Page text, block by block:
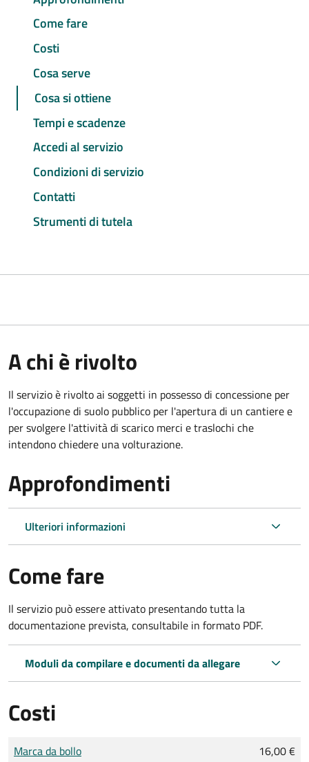
Come fare
Costi
Cosa serve
Cosa si ottiene
Tempi e scadenze
Accedi al servizio
Condizioni di servizio
Contatti
Strumenti di tutela
A chi è rivolto
Il servizio è rivolto ai soggetti in possesso di concessione per
l'occupazione di suolo pubblico per l'apertura di un cantiere e
per svolgere l'attività di scarico merci e traslochi che
intendono chiedere una volturazione.
Approfondimenti
Ulteriori informazioni
Come fare
Il servizio può essere attivato presentando tutta la
documentazione prevista, consultabile in formato PDF.
Moduli da compilare e documenti da allegare
Costi
Tipo di pagamento
Importo
Marca da bollo 16,00 €